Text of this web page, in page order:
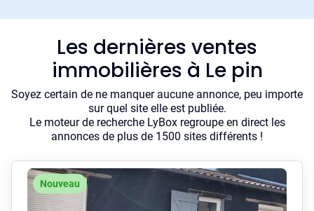
Les dernières ventes
immobilières à Le pin
Soyez certain de ne manquer aucune annonce, peu importe
sur quel site elle est publiée.
Le moteur de recherche LyBox regroupe en direct les
annonces de plus de 1500 sites différents !
Nouveau